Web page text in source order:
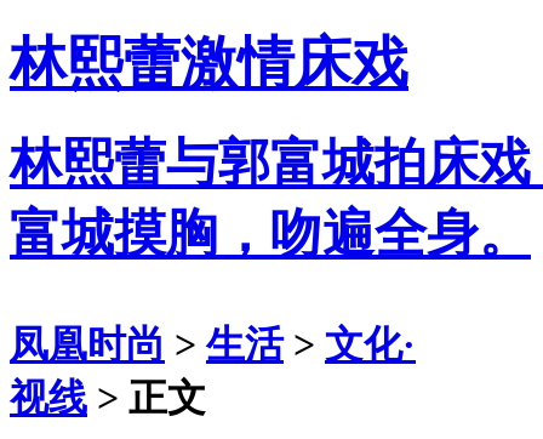
林熙蕾激情床戏
林熙蕾与郭富城拍床
富城摸胸，吻遍全身。
凤凰时尚 >生活> 文化·
视线 > 正文